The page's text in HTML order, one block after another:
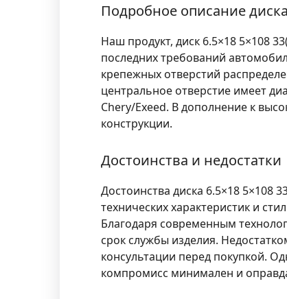
Подробное описание диска
Наш продукт, диск 6.5×18 5×108
последних требований
крепежных отверстий
центральное отверстие имеет
Chery/Exeed. В дополнение к
конструкции.
Достоинства и недостатки
Достоинства диска 6.5×18 5×108
технических характеристик и
Благодаря современным
срок службы изделия.
консультации перед покупкой.
компромисс минимален и